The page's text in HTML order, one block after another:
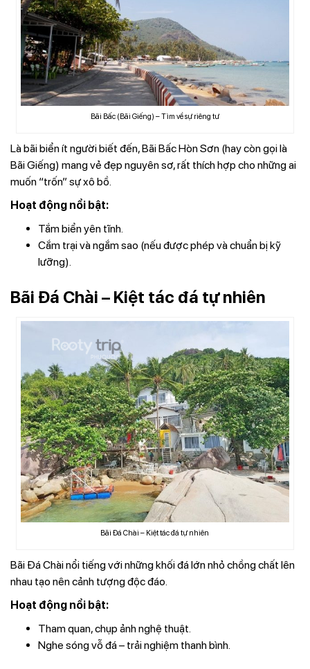
Bãi Bấc (Bãi Giếng) – Tìm về sự riêng tư
Là bãi biển ít người biết đến, Bãi Bấc Hòn Sơn (hay còn gọi là
Bãi Giếng) mang vẻ đẹp nguyên sơ, rất thích hợp cho những ai
muốn “trốn” sự xô bồ.
Hoạt động nổi bật:
Tắm biển yên tĩnh.
Cắm trại và ngắm sao (nếu được phép và chuẩn bị kỹ
lưỡng).
Bãi Đá Chài – Kiệt tác đá tự nhiên
Bãi Đá Chài – Kiệt tác đá tự nhiên
Bãi Đá Chài nổi tiếng với những khối đá lớn nhỏ chồng chất lên
nhau tạo nên cảnh tượng độc đáo.
Hoạt động nổi bật:
Tham quan, chụp ảnh nghệ thuật.
Nghe sóng vỗ đá – trải nghiệm thanh bình.